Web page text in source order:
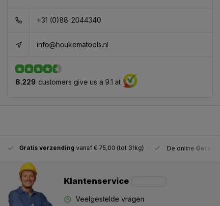
+31 (0)88-2044340
info@houkematools.nl
8.229 customers give us a 9.1 at
Gratis verzending vanaf € 75,00 (tot 31kg) De online
Klantenservice
Veelgestelde vragen